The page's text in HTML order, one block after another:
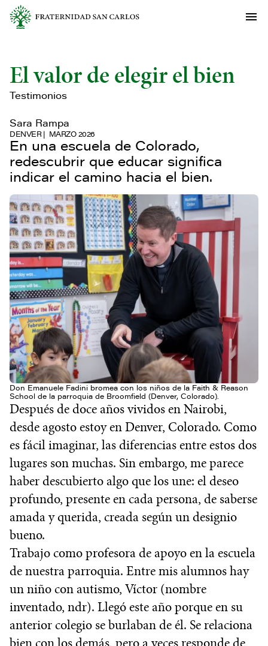
El valor de elegir el bien
Testimonios
Sara Rampa
DENVER MARZO 2026
En una escuela de Colorado,
redescubrir que educar significa
indicar el camino hacia el bien.
Don Emanuele Fadini bromea con los niños de la Faith & Reason
School de la parroquia de Broomfield (Denver, Colorado).
Después de doce años vividos en Nairobi,
desde agosto estoy en Denver, Colorado. Como
es fácil imaginar, las diferencias entre estos dos
lugares son muchas. Sin embargo, me parece
haber descubierto algo que los une: el deseo
profundo, presente en cada persona, de saberse
amada y querida, creada según un designio
bueno.
Trabajo como profesora de apoyo en la escuela
de nuestra parroquia. Entre mis alumnos hay
un niño con autismo, Víctor (nombre
inventado, ndr). Llegó este año porque en su
anterior colegio se burlaban de él. Se relaciona